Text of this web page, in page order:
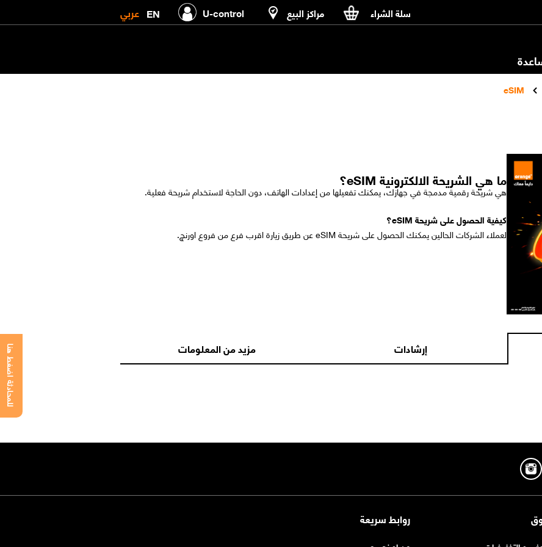
سلة الشراء مراكز البيع U-control
EN عربي
eSIM
ما هي الشريحة الالكترونية eSIM؟
هي شريحة رقمية مدمجة في جهازك، يمكنك تفعيلها من إعدادات الهاتف، دون الحاجة لاستخدام شريحة فعلية.
كيفية الحصول على شريحة eSIM؟
لعملاء الشركات الحالين يمكنك الحصول على شريحة eSIM عن طريق زيارة اقرب فرع من فروع اورنچ.
إرشادات مزيد من المعلومات للمحادثة اضغط هنا
روابط سريعة